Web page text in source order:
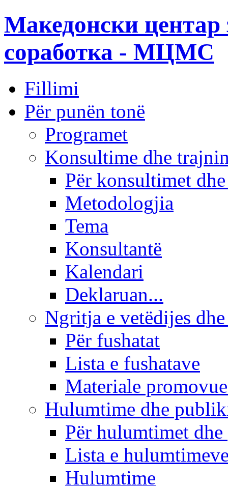
Македонски центар
соработка - МЦМС
Fillimi
Për punën tonë
Programet
Konsultime dhe
Për konsultimet
Metodologjia
Tema
Konsultantë
Kalendari
Deklaruan...
Ngritja e vetëdijes
Për fushatat
Lista e fushatave
Materiale
Hulumtime dhe
Për hulumtimet
Lista e
Hulumtime